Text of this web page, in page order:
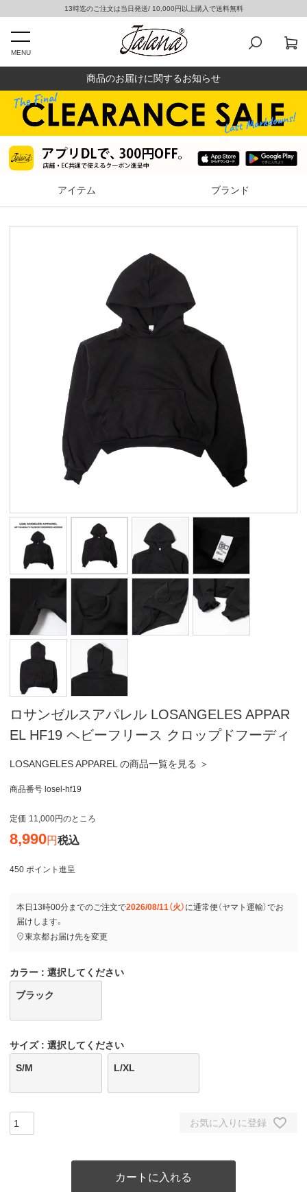
13時迄のご注文は当日発送/ 10,000円以上購入で送料無料
MENU
商品のお届けに関するお知らせ
アイテム ブランド
ロサンゼルスアパレル LOSANGELES APPAR
EL HF19 ヘビーフリース クロップドフーディ
LOSANGELES APPAREL の商品一覧を見る ＞
商品番号 losel-hf19
定価 11,000 のところ
8,990 税込
450 ポイント進呈
本日 13時00分までのご注文で2026/08/11（火） に通常便（ヤマト運輸）でお
届けします。
東京都お届け先を変更
カラー 選択してください
ブラック
サイズ 選択してください
S/M L/XL
お気に入りに登録
カートに入れる